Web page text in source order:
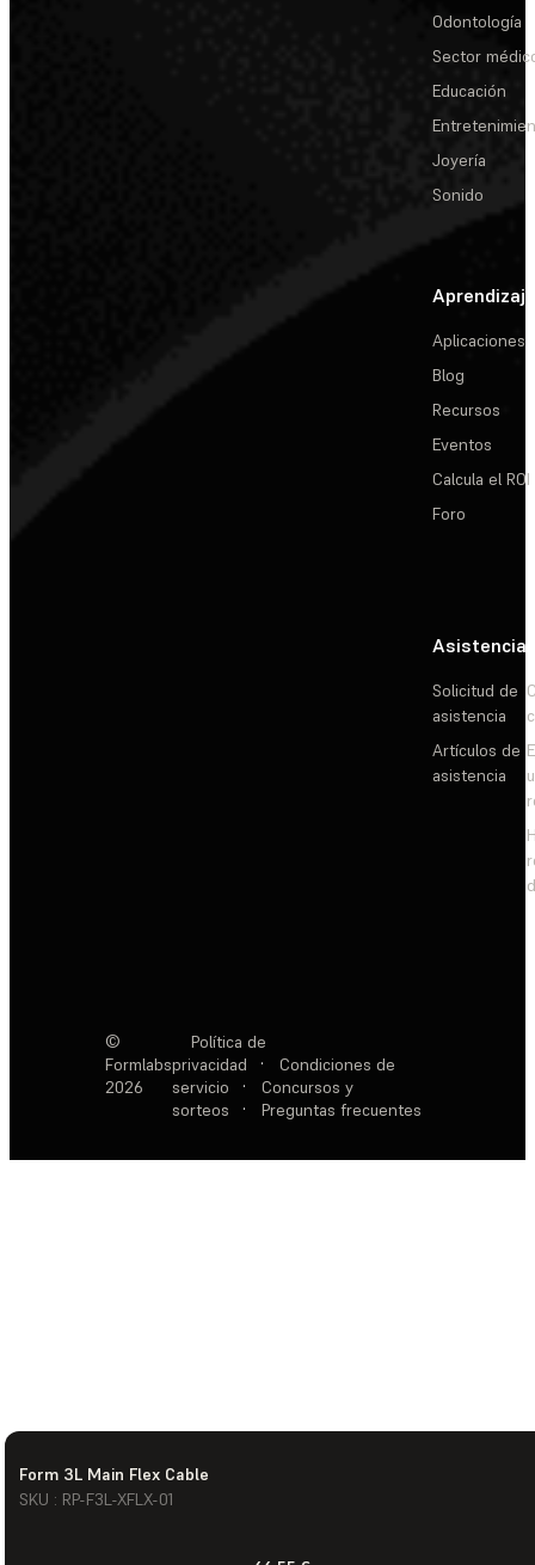
Form 3L Main Flex Cable
SKU : RP-F3L-XFLX-01
Odontología
Sector
Educación
Joyería
Sonido
Aprendizaje
Aplicaciones
Blog
Recursos
Eventos
Calcula el ROI
Foro
Asistencia
Solicitud de
asistencia
Artículos de
asistencia
©
Formlabs
2026
Política de
privacidad
·
Condiciones de
servicio
·
Concursos y
sorteos
· Preguntas frecuentes